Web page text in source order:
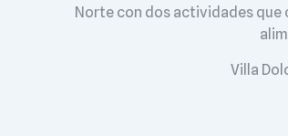
Norte con dos actividades que
Villa